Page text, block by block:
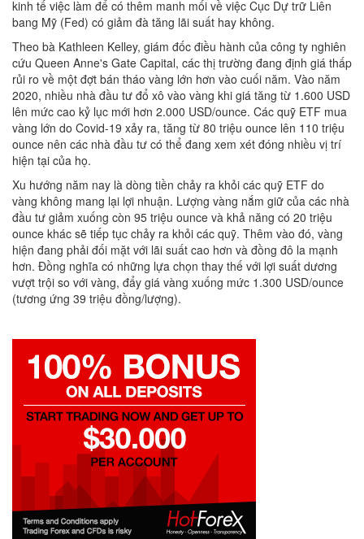
kinh tế việc làm để có thêm manh mối về việc Cục Dự trữ Liên
bang Mỹ (Fed) có giảm đà tăng lãi suất hay không.
Theo bà Kathleen Kelley, giám đốc điều hành của công ty nghiên
cứu Queen Anne's Gate Capital, các thị trường đang định giá thấp
rủi ro về một đợt bán tháo vàng lớn hơn vào cuối năm. Vào năm
2020, nhiều nhà đầu tư đổ xô vào vàng khi giá tăng từ 1.600 USD
lên mức cao kỷ lục mới hơn 2.000 USD/ounce. Các quỹ ETF mua
vàng lớn do Covid-19 xảy ra, tăng từ 80 triệu ounce lên 110 triệu
ounce nên các nhà đầu tư có thể đang xem xét đóng nhiều vị trí
hiện tại của họ.
Xu hướng năm nay là dòng tiền chảy ra khỏi các quỹ ETF do
vàng không mang lại lợi nhuận. Lượng vàng nắm giữ của các nhà
đầu tư giảm xuống còn 95 triệu ounce và khả năng có 20 triệu
ounce khác sẽ tiếp tục chảy ra khỏi các quỹ. Thêm vào đó, vàng
hiện đang phải đối mặt với lãi suất cao hơn và đồng đô la mạnh
hơn. Đồng nghĩa có những lựa chọn thay thế với lợi suất dương
vượt trội so với vàng, đẩy giá vàng xuống mức 1.300 USD/ounce
(tương ứng 39 triệu đồng/lượng).